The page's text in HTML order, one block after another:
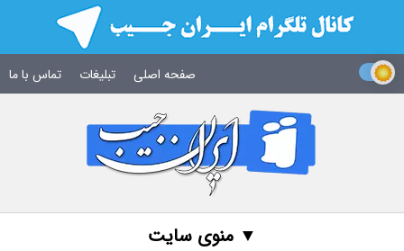
صفحه اصلی تبلیغات تماس با ما
▼ منوی سایت